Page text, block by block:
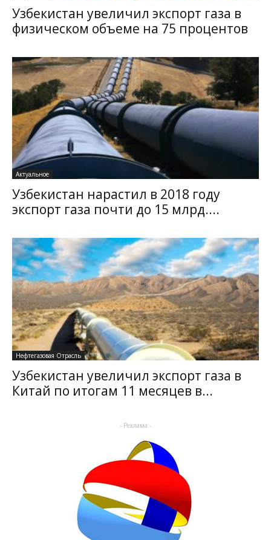
Узбекистан увеличил экспорт газа в
физическом объеме на 75 процентов
Актуальное
Узбекистан нарастил в 2018 году
экспорт газа почти до 15 млрд....
Нефтегазовая Отрасль
Узбекистан увеличил экспорт газа в
Китай по итогам 11 месяцев в...
- Реклама -